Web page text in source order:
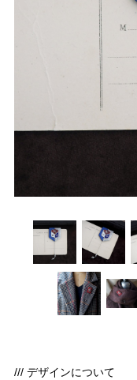
/// デザインについて